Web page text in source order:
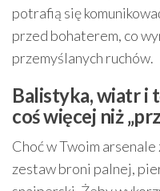
potrafią się
przed bohaterem, co
przemyślanych ruchów.
Balistyka, wiatr i
coś więcej niż
Choć w Twoim
zestaw broni palnej,